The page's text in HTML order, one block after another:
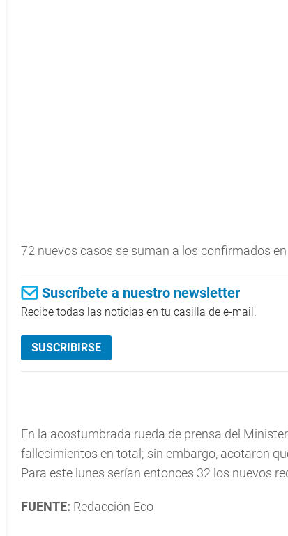
72 nuevos casos se suman a los confirmados
Suscríbete a nuestro newsletter
Recibe todas las noticias en tu casilla de e-mail.
SUSCRIBIRSE
En la acostumbrada rueda de prensa del
fallecimientos en total; sin embargo, acotaron
Para este lunes serían entonces 32 los nuevos
FUENTE: Redacción Eco